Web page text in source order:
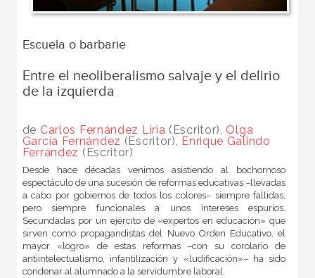
Escuela o barbarie
Entre el neoliberalismo salvaje y el delirio
de la izquierda
de Carlos Fernández Liria (Escritor), Olga
García Fernández (Escritor), Enrique Galindo
Ferrández (Escritor)
Desde hace décadas venimos asistiendo al bochornoso
espectáculo de una sucesión de reformas educativas –llevadas
a cabo por gobiernos de todos los colores– siempre fallidas,
pero siempre funcionales a unos intereses espurios.
Secundadas por un ejército de «expertos en educación» que
sirven como propagandistas del Nuevo Orden Educativo, el
mayor «logro» de estas reformas –con su corolario de
antiintelectualismo, infantilización y «ludificación»– ha sido
condenar al alumnado a la servidumbre laboral.